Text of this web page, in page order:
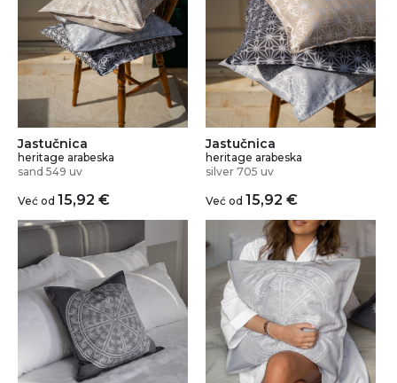
Jastučnica
heritage arabeska
sand 549 uv
Već od 15,92 €
Jastučnica
heritage arabeska
silver 705 uv
Već od 15,92 €